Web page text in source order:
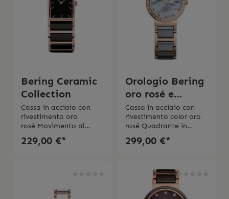
Bering Ceramic
Collection
Cassa in acciaio con
rivestimento oro
rosé Movimento al
quarzo Vetro
zaffiro Cinturino in
viene spedito con la
229,00 €*
Orologio Bering
oro rosé e
cristalli
swarovski
Cassa in acciaio con
rivestimento color oro
rosé Quadrante in
grigio Movimento al
quarzoVetro
swarovski Diametro
cassa 25 mmBracciale
in acciaio inossidabile
299,00 €*